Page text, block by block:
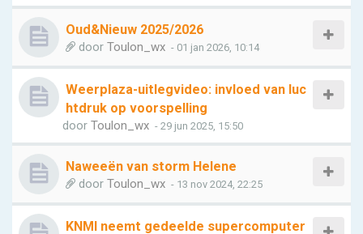
Oud&Nieuw 2025/2026
door Toulon_wx - 01 jan 2026, 10:14
Weerplaza-uitlegvideo: invloed van luc
htdruk op voorspelling
door Toulon_wx - 29 jun 2025, 15:50
Naweeën van storm Helene
door Toulon_wx - 13 nov 2024, 22:25
KNMI neemt gedeelde supercomputer